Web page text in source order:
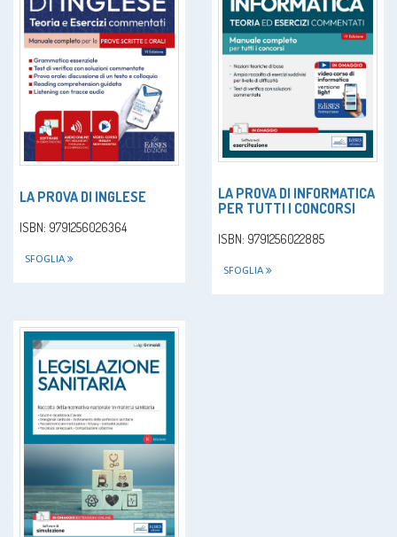
LA PROVA DI INGLESE
ISBN: 9791256026364
SFOGLIA
LA PROVA DI INFORMATICA
PER TUTTI I CONCORSI
ISBN: 9791256022885
SFOGLIA